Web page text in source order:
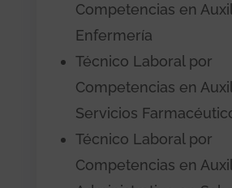
Competencias en
Enfermería
Técnico Laboral por
Competencias en
Servicios
Técnico Laboral por
Competencias en